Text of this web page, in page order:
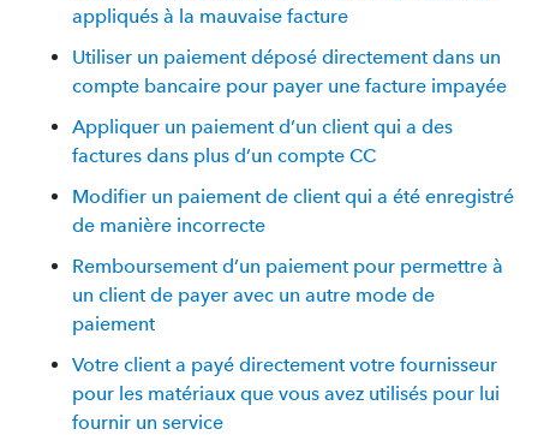
appliqués à la mauvaise facture
Utiliser un paiement déposé directement dans un
compte bancaire pour payer une facture impayée
Appliquer un paiement d’un client qui a des
factures dans plus d’un compte CC
Modifier un paiement de client qui a été enregistré
de manière incorrecte
Remboursement d’un paiement pour permettre à
un client de payer avec un autre mode de
paiement
Votre client a payé directement votre fournisseur
pour les matériaux que vous avez utilisés pour lui
fournir un service